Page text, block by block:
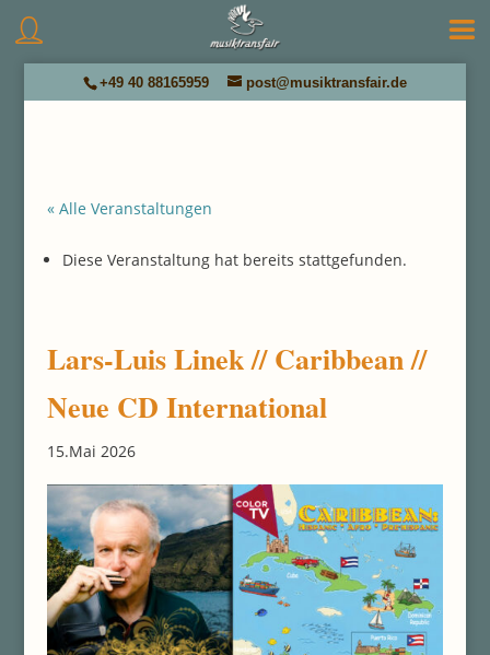
+49 40 88165959 post@musiktransfair.de
« Alle Veranstaltungen
Diese Veranstaltung hat bereits stattgefunden.
Lars-Luis Linek // Caribbean //
Neue CD International
15.Mai 2026